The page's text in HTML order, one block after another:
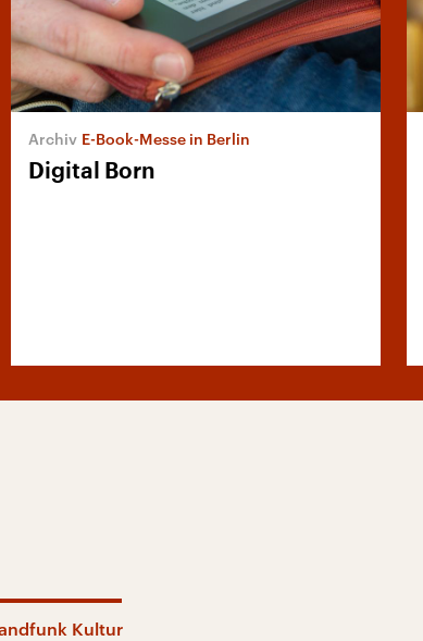
E-Book-Messe in Berlin
Digital Born
Kultur